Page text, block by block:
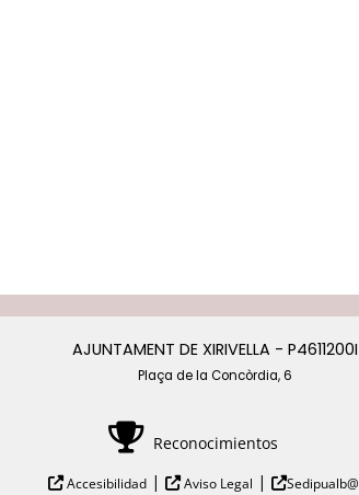
AJUNTAMENT DE XIRIVELLA - P4611200I
Plaça de la Concòrdia, 6
Reconocimientos
Accesibilidad | Aviso Legal | Sedipualb@